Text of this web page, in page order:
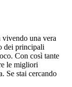
una vera
dei principali
Con così tante
le migliori
Se stai cercando